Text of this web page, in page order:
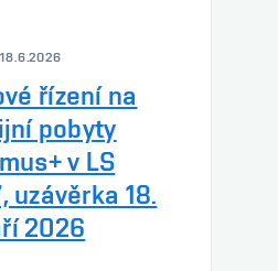
18.6.2026
řízení na
pobyty
v LS
uzávěrka 18.
2026